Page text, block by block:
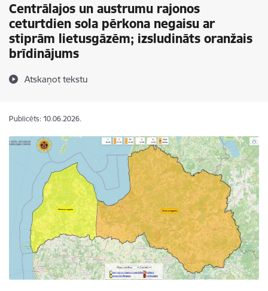
Centrālajos un austrumu rajonos
ceturtdien sola pērkona negaisu ar
stiprām lietusgāzēm; izsludināts oranžais
brīdinājums
Atskaņot tekstu
Publicēts: 10.06.2026.